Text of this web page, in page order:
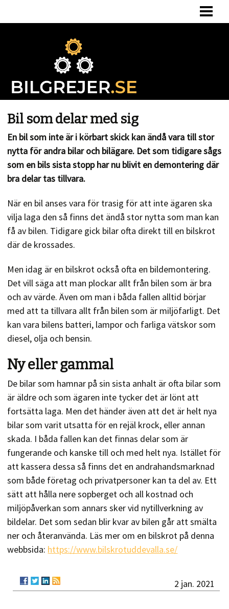
BILSKATT VID ÄGARBYTE
Bil som delar med sig
En bil som inte är i körbart skick kan ändå vara till stor
nytta för andra bilar och bilägare. Det som tidigare sågs
som en bils sista stopp har nu blivit en demontering där
bra delar tas tillvara.
När en bil anses vara för trasig för att inte ägaren ska
vilja laga den så finns det ändå stor nytta som man kan
få av bilen. Tidigare gick bilar ofta direkt till en bilskrot
där de krossades.
Men idag är en bilskrot också ofta en bildemontering.
Det vill säga att man plockar allt från bilen som är bra
och av värde. Även om man i båda fallen alltid börjar
med att ta tillvara allt från bilen som är miljöfarligt. Det
kan vara bilens batteri, lampor och farliga vätskor som
diesel, olja och bensin.
Ny eller gammal
De bilar som hamnar på sin sista anhalt är ofta bilar som
är äldre och som ägaren inte tycker det är lönt att
fortsätta laga. Men det händer även att det är helt nya
bilar som varit utsatta för en rejäl krock, eller annan
skada. I båda fallen kan det finnas delar som är
fungerande och kanske till och med helt nya. Istället för
att kassera dessa så finns det en andrahandsmarknad
som både företag och privatpersoner kan ta del av. Ett
sätt att hålla nere sopberget och all kostnad och
miljöpåverkan som annars sker vid nytillverkning av
bildelar. Det som sedan blir kvar av bilen går att smälta
ner och återanvända. Läs mer om en bilskrot på denna
webbsida: https://www.bilskrotuddevalla.se/
2 jan. 2021